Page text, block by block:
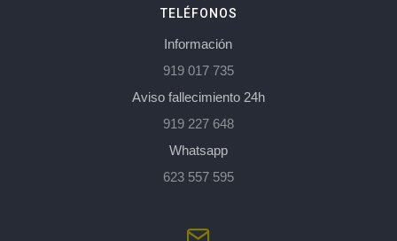
TELÉFONOS
Información
919 017 735
Aviso fallecimiento 24h
919 227 648
Whatsapp
623 557 595